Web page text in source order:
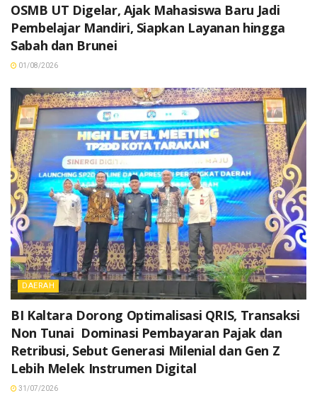
OSMB UT Digelar, Ajak Mahasiswa Baru Jadi
Pembelajar Mandiri, Siapkan Layanan hingga
Sabah dan Brunei
01/08/2026
DAERAH
BI Kaltara Dorong Optimalisasi QRIS, Transaksi
Non Tunai Dominasi Pembayaran Pajak dan
Retribusi, Sebut Generasi Milenial dan Gen Z
Lebih Melek Instrumen Digital
31/07/2026